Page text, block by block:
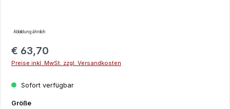
Abbildung ähnlich
Regulärer Preis:
€ 63,70
Preise inkl. MwSt. zzgl. Versandkosten
Sofort verfügbar
Größeauswählen